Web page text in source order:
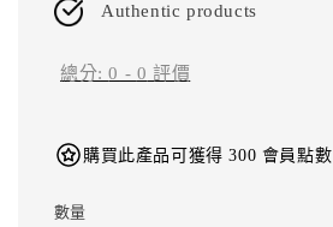
Authentic products
總分:0 - 0 評價
購買此產品可獲得 300 會員點數
數量